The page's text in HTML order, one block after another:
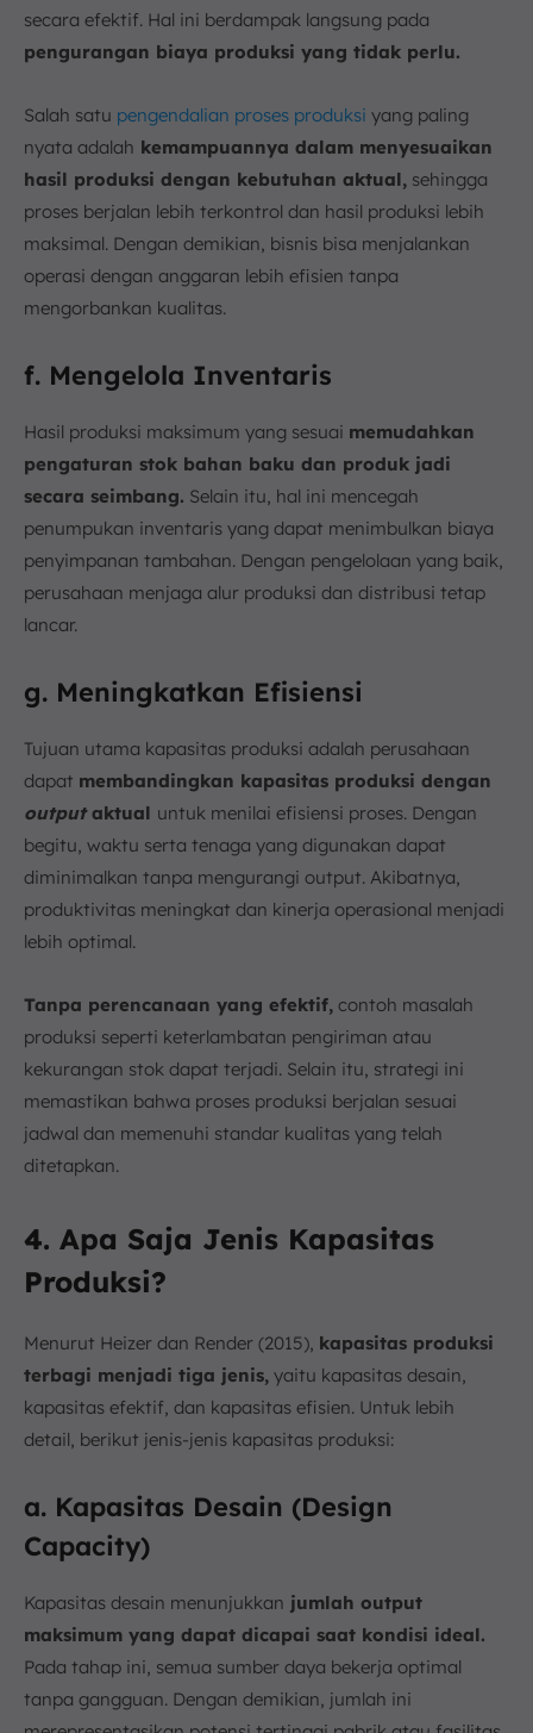
secara efektif. Hal ini berdampak langsung pada
pengurangan biaya produksi yang tidak perlu.
Salah satu pengendalian proses produksi yang paling
nyata adalah kemampuannya dalam menyesuaikan
hasil produksi dengan kebutuhan aktual, sehingga
proses berjalan lebih terkontrol dan hasil produksi lebih
maksimal. Dengan demikian, bisnis bisa menjalankan
operasi dengan anggaran lebih efisien tanpa
mengorbankan kualitas.
f. Mengelola Inventaris
Hasil produksi maksimum yang sesuai memudahkan
pengaturan stok bahan baku dan produk jadi
secara seimbang. Selain itu, hal ini mencegah
penumpukan inventaris yang dapat menimbulkan biaya
penyimpanan tambahan. Dengan pengelolaan yang baik,
perusahaan menjaga alur produksi dan distribusi tetap
lancar.
g. Meningkatkan Efisiensi
Tujuan utama kapasitas produksi adalah perusahaan
dapat membandingkan kapasitas produksi dengan
outputaktual untuk menilai efisiensi proses. Dengan
begitu, waktu serta tenaga yang digunakan dapat
diminimalkan tanpa mengurangi output. Akibatnya,
produktivitas meningkat dan kinerja operasional menjadi
lebih optimal.
Tanpa perencanaan yang efektif, contoh masalah
produksi seperti keterlambatan pengiriman atau
kekurangan stok dapat terjadi. Selain itu, strategi ini
memastikan bahwa proses produksi berjalan sesuai
jadwal dan memenuhi standar kualitas yang telah
ditetapkan.
4. Apa Saja Jenis Kapasitas
Produksi?
Menurut Heizer dan Render (2015), kapasitas produksi
terbagi menjadi tiga jenis, yaitu kapasitas desain,
kapasitas efektif, dan kapasitas efisien. Untuk lebih
detail, berikut jenis-jenis kapasitas produksi:
a. Kapasitas Desain (Design
Capacity)
Kapasitas desain menunjukkan jumlah output
maksimum yang dapat dicapai saat kondisi ideal.
Pada tahap ini, semua sumber daya bekerja optimal
tanpa gangguan. Dengan demikian, jumlah ini